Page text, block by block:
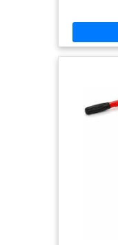
ingénieux :
amélioré
facilement
mesure
largeur à la
la rouille et
gênant
l'utilisation
peut
tontes
pour
facile à
ne
compost